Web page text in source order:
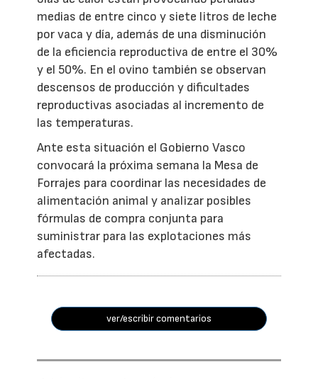
medias de entre cinco y siete litros de leche
por vaca y día, además de una disminución
de la eficiencia reproductiva de entre el 30%
y el 50%. En el ovino también se observan
descensos de producción y dificultades
reproductivas asociadas al incremento de
las temperaturas.
Ante esta situación el Gobierno Vasco
convocará la próxima semana la Mesa de
Forrajes para coordinar las necesidades de
alimentación animal y analizar posibles
fórmulas de compra conjunta para
suministrar para las explotaciones más
afectadas.
ver/escribir comentarios